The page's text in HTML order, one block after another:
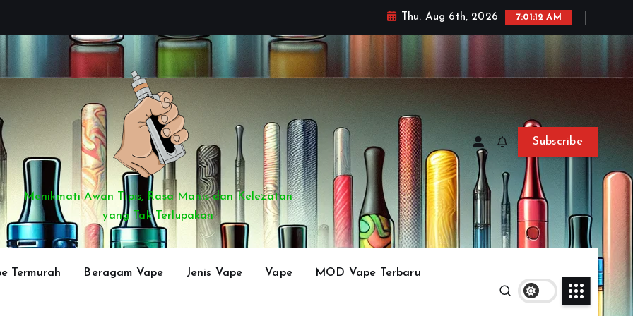
Thu. Aug 6th, 2026 7:01:14 AM
Menikmati Awan Tipis, Rasa Manis dan Kelezatan
yang Tak Terlupakan
Subscribe
Termurah Beragam Vape Jenis Vape Vape MOD Vape Terbaru